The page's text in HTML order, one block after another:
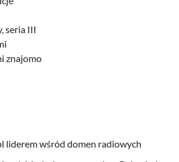
seria III
znajomo
liderem wśród domen radiowych